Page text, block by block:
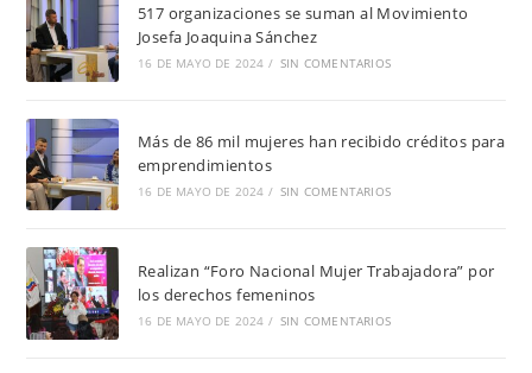
517 organizaciones se suman al Movimiento
Josefa Joaquina Sánchez
16 DE MAYO DE 2024 / SIN COMENTARIOS
Más de 86 mil mujeres han recibido créditos para
emprendimientos
16 DE MAYO DE 2024 / SIN COMENTARIOS
Realizan “Foro Nacional Mujer Trabajadora” por
los derechos femeninos
16 DE MAYO DE 2024 / SIN COMENTARIOS